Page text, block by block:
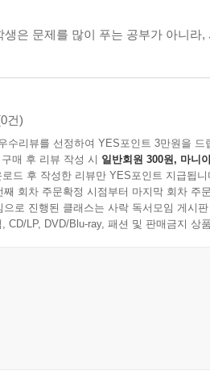
생은 문제를 많이 푸는 공부가 아니
건)
수리뷰를 선정하여 YES포인트 3만원을 드
매 후 리뷰 작성 시 일반회원 300원, 마니
드 후 작성한 리뷰만 YES포인트 지급됩니
째 회차 주문확정 시점부터 마지막 회차 주
으로 진행된 클래스는 사락 독서모임 게시
CD/LP, DVD/Blu-ray, 패션 및 판매금지 상